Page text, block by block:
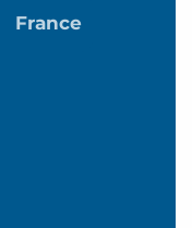
France